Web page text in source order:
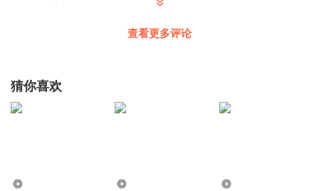
回复
查看更多评论
猜你喜欢